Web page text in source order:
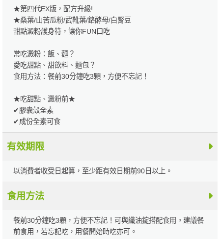
★第四代EX版，配方升級!
★桑葉/山苦瓜粉/武靴葉/鉻酵母/白腎豆
甜點澱粉護身符，讓你FUN口吃
常吃澱粉：飯、麵？
愛吃甜點、甜飲料、麵包？
食用方法：餐前30分鐘吃3顆，方便不忘記！
★吃甜點、澱粉前★
✔膠囊殼全素
✔成份全素可食
有效期限
以消費者收受日起算，至少距有效日期前90日以上。
食用方法
餐前30分鐘吃3顆，方便不忘記！可與纖油錠搭配食用。建議餐
前食用，若忘記吃，用餐開始時吃亦可。